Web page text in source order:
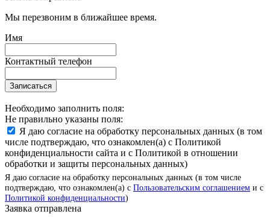
Мы перезвоним в ближайшее время.
Имя
Контактный телефон
Записаться
Необходимо заполнить поля:
Не правильно указаны поля:
Я даю согласие на обработку персональных данных (в том
числе подтверждаю, что ознакомлен(а) с Политикой
конфиденциальности сайта и с Политикой в отношении
обработки и защиты персональных данных)
Я даю согласие на обработку персональных данных (в том числе
подтверждаю, что ознакомлен(а) с Пользовательским соглашением и с
Политикой конфиденциальности)
Заявка отправлена